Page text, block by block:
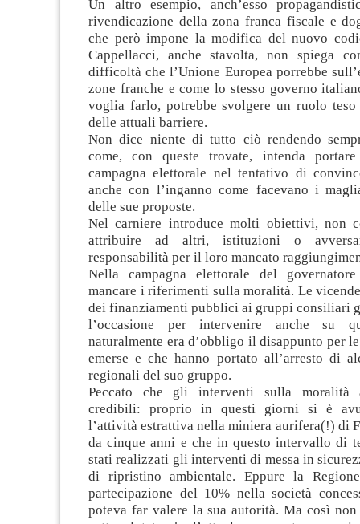
Un altro esempio, anch’esso
rivendicazione della zona franca fiscale e
che però impone la modifica del nuovo
Cappellacci, anche stavolta, non spiega
difficoltà che l’Unione Europea porrebbe
zone franche e come lo stesso governo
voglia farlo, potrebbe svolgere un ruolo teso
delle attuali barriere.
Non dice niente di tutto ciò rendendo
come, con queste trovate, intenda
campagna elettorale nel tentativo di
anche con l’inganno come facevano i
delle sue proposte.
Nel carniere introduce molti obiettivi, non
attribuire ad altri, istituzioni o
responsabilità per il loro mancato
Nella campagna elettorale del
mancare i riferimenti sulla moralità. Le
dei finanziamenti pubblici ai gruppi consiliari
l’occasione per intervenire anche su
naturalmente era d’obbligo il disappunto per
emerse e che hanno portato all’arresto di
regionali del suo gruppo.
Peccato che gli interventi sulla moralità
credibili: proprio in questi giorni si è
l’attività estrattiva nella miniera aurifera(!) di
da cinque anni e che in questo intervallo di
stati realizzati gli interventi di messa in
di ripristino ambientale. Eppure la
partecipazione del 10% nella società
poteva far valere la sua autorità. Ma così